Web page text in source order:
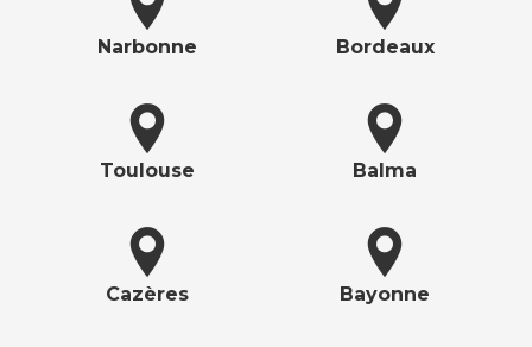
Narbonne Bordeaux
Toulouse Balma
Cazères Bayonne